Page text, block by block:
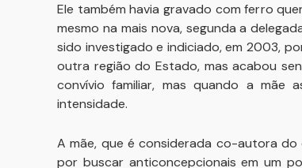
Ele também havia gravado com ferro
mesmo na mais nova, segunda a
sido investigado e indiciado, em 2003,
outra região do Estado, mas acabou
convívio familiar, mas quando a mãe
intensidade.
A mãe, que é considerada co-autora
por buscar anticoncepcionais em um